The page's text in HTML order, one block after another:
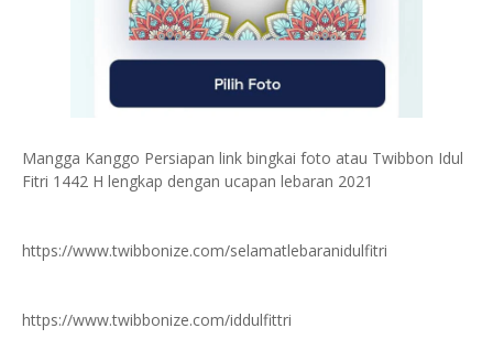
Mangga Kanggo Persiapan link bingkai foto atau Twibbon Idul
Fitri 1442 H lengkap dengan ucapan lebaran 2021
https://www.twibbonize.com/selamatlebaranidulfitri
https://www.twibbonize.com/iddulfittri